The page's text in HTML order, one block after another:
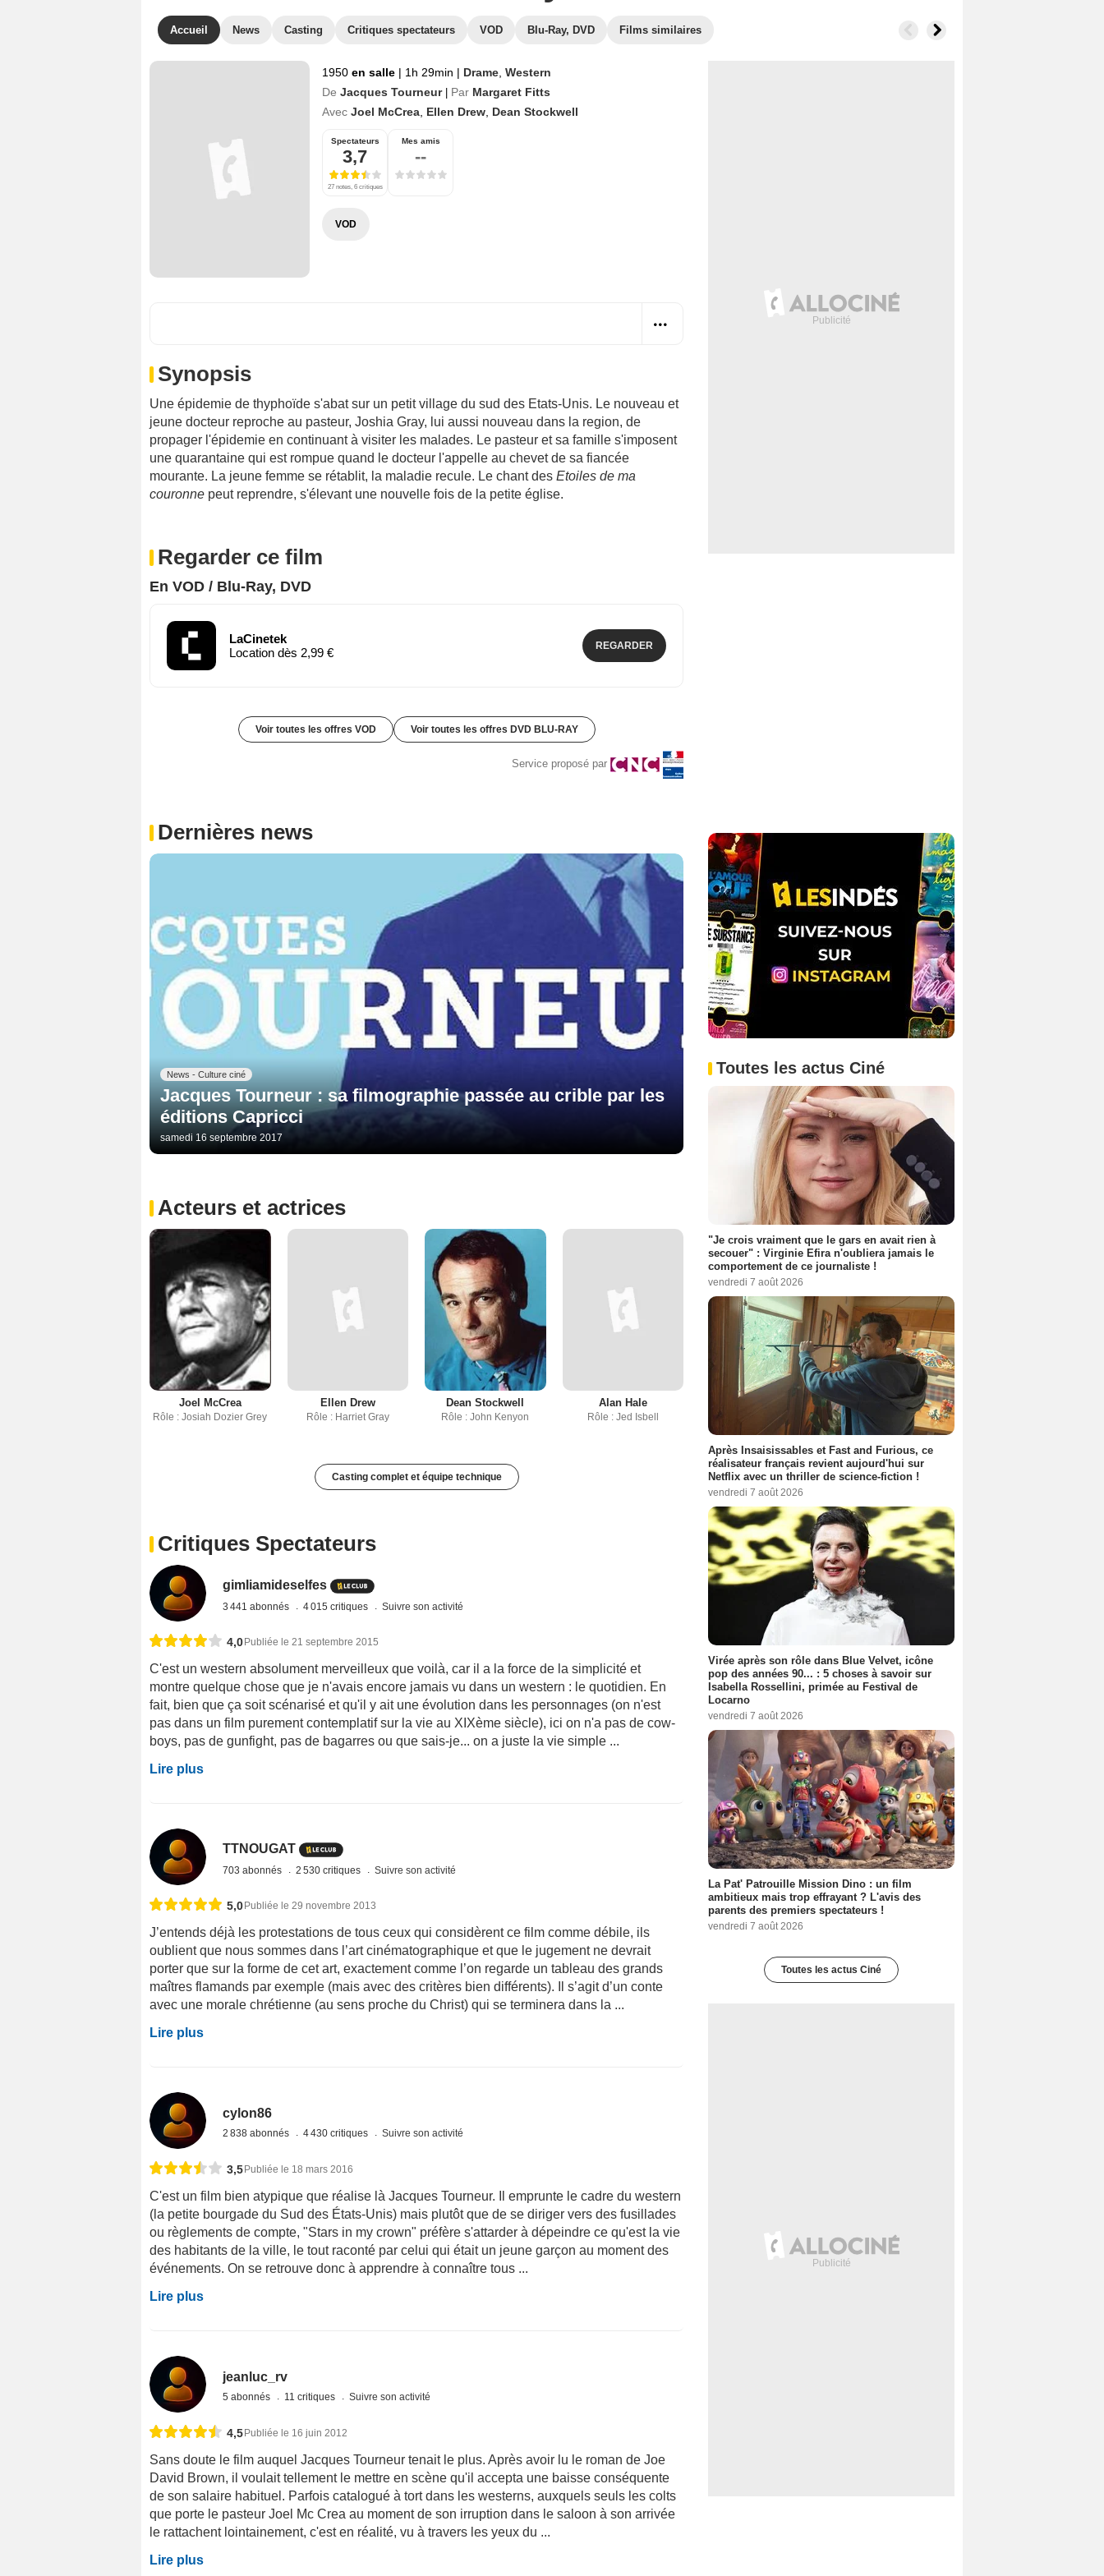
Accueil News Casting Critiques spectateurs VOD Blu-Ray, DVD Films similaires
1950 en salle | 1h 29min | Drame Western
De Jacques Tourneur Par Margaret Fitts
Avec Joel McCrea Ellen Drew Dean Stockwell
Spectateurs
3,7
27 notes, 6 critiques
Mes amis
--
VOD
Synopsis
Une épidemie de thyphoïde s'abat sur un petit village du sud des Etats-Unis. Le nouveau et
jeune docteur reproche au pasteur, Joshia Gray, lui aussi nouveau dans la region, de
propager l'épidemie en continuant à visiter les malades. Le pasteur et sa famille s'imposent
une quarantaine qui est rompue quand le docteur l'appelle au chevet de sa fiancée
mourante. La jeune femme se rétablit, la maladie recule. Le chant des Etoiles de ma
couronne peut reprendre, s'élevant une nouvelle fois de la petite église.
Regarder ce film
En VOD / Blu-Ray, DVD
LaCinetek
Location dès 2,99 €
REGARDER
Voir toutes les offres VOD Voir toutes les offres DVD BLU-RAY
Service proposé par
Dernières news
News - Culture ciné
Jacques Tourneur : sa filmographie passée au crible par les
éditions Capricci
samedi 16 septembre 2017
Acteurs et actrices
Joel McCrea
Rôle : Josiah Dozier Grey
Ellen Drew
Rôle : Harriet Gray
Dean Stockwell
Rôle : John Kenyon
Alan Hale
Rôle : Jed Isbell
Casting complet et équipe technique
Critiques Spectateurs
gimliamideselfes
3 441 abonnés 4 015 critiques Suivre son activité
4,0Publiée le 21 septembre 2015
C'est un western absolument merveilleux que voilà, car il a la force de la simplicité et
montre quelque chose que je n'avais encore jamais vu dans un western : le quotidien. En
fait, bien que ça soit scénarisé et qu'il y ait une évolution dans les personnages (on n'est
pas dans un film purement contemplatif sur la vie au XIXème siècle), ici on n'a pas de cow-
boys, pas de gunfight, pas de bagarres ou que sais-je... on a juste la vie simple ...
Lire plus
TTNOUGAT
703 abonnés 2 530 critiques Suivre son activité
5,0Publiée le 29 novembre 2013
J’entends déjà les protestations de tous ceux qui considèrent ce film comme débile, ils
oublient que nous sommes dans l’art cinématographique et que le jugement ne devrait
porter que sur la forme de cet art, exactement comme l’on regarde un tableau des grands
maîtres flamands par exemple (mais avec des critères bien différents). Il s’agit d’un conte
avec une morale chrétienne (au sens proche du Christ) qui se terminera dans la ...
Lire plus
cylon86
2 838 abonnés 4 430 critiques Suivre son activité
3,5Publiée le 18 mars 2016
C'est un film bien atypique que réalise là Jacques Tourneur. Il emprunte le cadre du western
(la petite bourgade du Sud des États-Unis) mais plutôt que de se diriger vers des fusillades
ou règlements de compte, "Stars in my crown" préfère s'attarder à dépeindre ce qu'est la vie
des habitants de la ville, le tout raconté par celui qui était un jeune garçon au moment des
événements. On se retrouve donc à apprendre à connaître tous ...
Lire plus
jeanluc_rv
5 abonnés 11 critiques Suivre son activité
4,5Publiée le 16 juin 2012
Sans doute le film auquel Jacques Tourneur tenait le plus. Après avoir lu le roman de Joe
David Brown, il voulait tellement le mettre en scène qu'il accepta une baisse conséquente
de son salaire habituel. Parfois catalogué à tort dans les westerns, auxquels seuls les colts
que porte le pasteur Joel Mc Crea au moment de son irruption dans le saloon à son arrivée
le rattachent lointainement, c'est en réalité, vu à travers les yeux du ...
Lire plus
Toutes les actus Ciné
"Je crois vraiment que le gars en avait rien à
secouer" : Virginie Efira n'oubliera jamais le
comportement de ce journaliste !
vendredi 7 août 2026
Après Insaisissables et Fast and Furious, ce
réalisateur français revient aujourd'hui sur
Netflix avec un thriller de science-fiction !
vendredi 7 août 2026
Virée après son rôle dans Blue Velvet, icône
pop des années 90... : 5 choses à savoir sur
Isabella Rossellini, primée au Festival de
Locarno
vendredi 7 août 2026
La Pat' Patrouille Mission Dino : un film
ambitieux mais trop effrayant ? L'avis des
parents des premiers spectateurs !
vendredi 7 août 2026
Toutes les actus Ciné